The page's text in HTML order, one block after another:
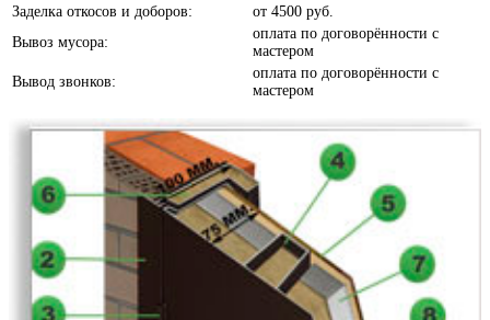
Белое дерево
Белый шелк
Заделка откосов и доборов:
от 4500 руб.
Вывоз мусора:
оплата по договорённости с
мастером
Вывод звонков:
оплата по договорённости с
мастером